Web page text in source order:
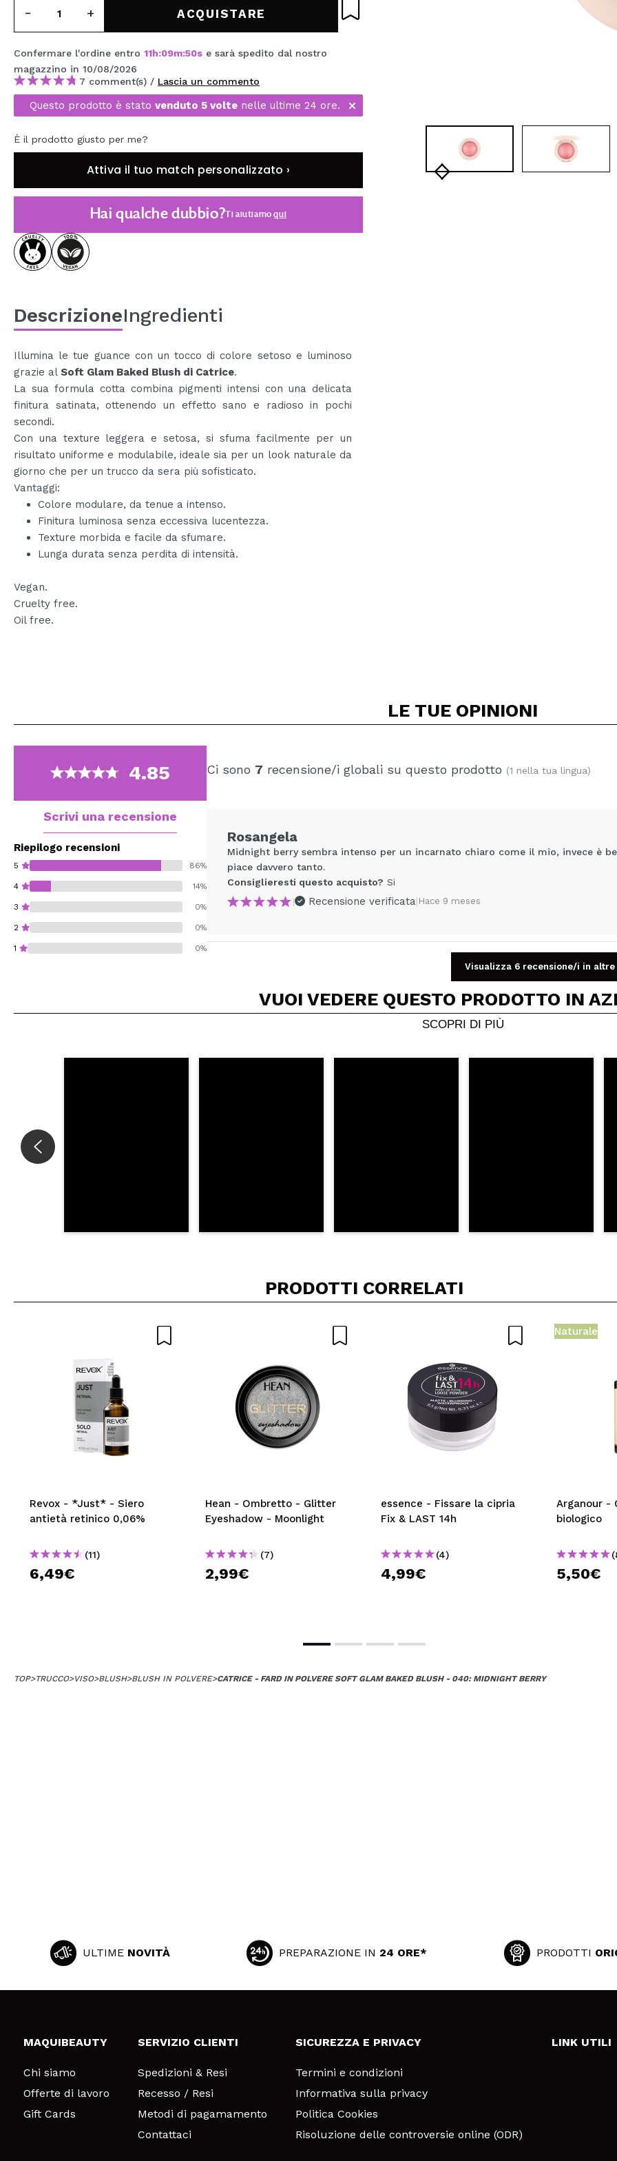
MAQUIFARMA
TRAVEL SIZE
NATURE
SPECIALE
SONO TORNATI!
PROSSIMAMENTE
BLOG
ACQUISTARE
Confermare l'ordine entro 11h:09m:49s e sarà spedito dal nostro
magazzino in 10/08/2026
7 comment(s) / Lascia un commento
Questo prodotto è stato venduto 5 volte nelle ultime 24 ore.
È il prodotto giusto per me?
Attiva il tuo match personalizzato ›
Hai qualche dubbio?Ti aiutiamoqui
DescrizioneIngredienti
Illumina le tue guance con un tocco di colore setoso e luminoso
grazie al Soft Glam Baked Blush di Catrice.
La sua formula cotta combina pigmenti intensi con una delicata
finitura satinata, ottenendo un effetto sano e radioso in pochi
secondi.
Con una texture leggera e setosa, si sfuma facilmente per un
risultato uniforme e modulabile, ideale sia per un look naturale da
giorno che per un trucco da sera più sofisticato.
Vantaggi:
Colore modulare, da tenue a intenso.
Finitura luminosa senza eccessiva lucentezza.
Texture morbida e facile da sfumare.
Lunga durata senza perdita di intensità.
Vegan.
Cruelty free.
Oil free.
LE TUE OPINIONI
4.85
Scrivi una recensione
Riepilogo recensioni
5 86%
4 14%
3 0%
2 0%
1 0%
Ci sono 7 recensione/i globali su questo prodotto (1 nella tua lingua)
Condividi un video o una foto
INVIA
Rosangela
Midnight berry sembra intenso per un incarnato chiaro come il mio, invece è
piace davvero tanto.
Consiglieresti questo acquisto? Si
|
Recensione verificata| Hace 9 meses
Visualizza 6 recensione/i in altre
VUOI VEDERE QUESTO PRODOTTO IN
SCOPRI DI PIÙ
PRODOTTI CORRELATI
Revox - *Just* - Siero
antietà retinico 0,06%
(11)
6,49€
Hean - Ombretto - Glitter
Eyeshadow - Moonlight
(7)
2,99€
essence - Fissare la cipria
Fix & LAST 14h
(4)
4,99€
Naturale
Arganour -
biologico
5,50€
TOP>TRUCCO>VISO>BLUSH>BLUSH IN POLVERE>CATRICE - FARD IN POLVERE SOFT GLAM BAKED BLUSH - 040: MIDNIGHT BERRY
ULTIME NOVITÀ PREPARAZIONE IN 24 ORE* PRODOTTI
MAQUIBEAUTY
Chi siamo
Offerte di lavoro
Gift Cards
SERVIZIO CLIENTI
Spedizioni & Resi
Recesso / Resi
Metodi di pagamamento
Contattaci
SICUREZZA E PRIVACY
Termini e condizioni
Informativa sulla privacy
Politica Cookies
Risoluzione delle controversie online (ODR)
LINK UTILI